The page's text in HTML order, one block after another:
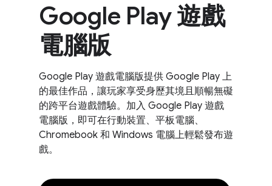
Google Play 遊戲
電腦版
Google Play 遊戲電腦版提供 Google Play 上
的最佳作品，讓玩家享受身歷其境且順暢無礙
的跨平台遊戲體驗。加入 Google Play 遊戲
電腦版，即可在行動裝置、平板電腦、
Chromebook 和 Windows 電腦上輕鬆發布遊
戲。